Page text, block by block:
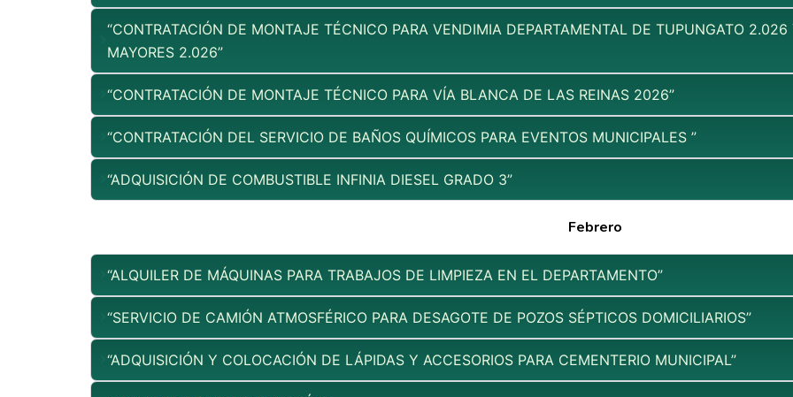
“CONTRATACIÓN DE MONTAJE TÉCNICO PARA VENDIMIA DEPARTAMENTAL DE TUPUNGATO
MAYORES 2.026”
“CONTRATACIÓN DE MONTAJE TÉCNICO PARA VÍA BLANCA DE LAS REINAS 2026”
“CONTRATACIÓN DEL SERVICIO DE BAÑOS QUÍMICOS PARA EVENTOS MUNICIPALES ”
“ADQUISICIÓN DE COMBUSTIBLE INFINIA DIESEL GRADO 3”
Febrero
“ALQUILER DE MÁQUINAS PARA TRABAJOS DE LIMPIEZA EN EL DEPARTAMENTO”
“SERVICIO DE CAMIÓN ATMOSFÉRICO PARA DESAGOTE DE POZOS SÉPTICOS DOMICILIARIOS”
“ADQUISICIÓN Y COLOCACIÓN DE LÁPIDAS Y ACCESORIOS PARA CEMENTERIO MUNICIPAL”